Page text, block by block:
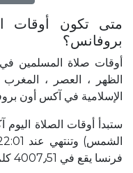
متى تكون أوقات
بروفانس؟
أوقات صلاة المسلمين
الظهر ، العصر ،
الإسلامية في آكس أون
فرنسا يقع في 4007٫51 كلم الشرق إلى مكة المكرمة.